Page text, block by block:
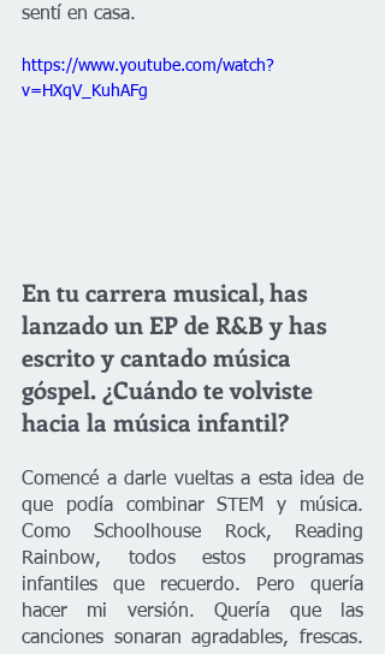
sentí en casa.
https://www.youtube.com/watch?
v=HXqV_KuhAFg
En tu carrera musical, has
lanzado un EP de R&B y has
escrito y cantado música
góspel. ¿Cuándo te volviste
hacia la música infantil?
Comencé a darle vueltas a esta idea de
que podía combinar STEM y música.
Como Schoolhouse Rock, Reading
Rainbow, todos estos programas
infantiles que recuerdo. Pero quería
hacer mi versión. Quería que las
canciones sonaran agradables, frescas.